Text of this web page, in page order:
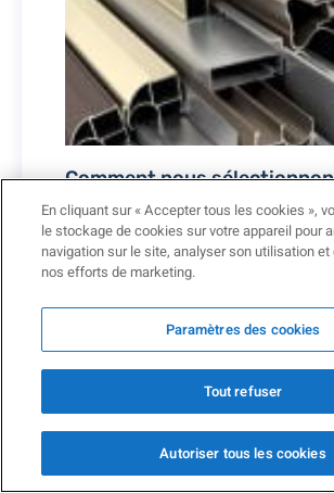
Comment nous
fournisseurs et matériaux
fenêtres chez Iris Fenêtres
6 mai 2026
Lire »
En cliquant sur « Accepter tous les cookies »,
le stockage de cookies sur votre appareil pour
navigation sur le site, analyser son utilisation
nos efforts de marketing.
Paramètres des cookies
Tout refuser
Autoriser tous les cookies